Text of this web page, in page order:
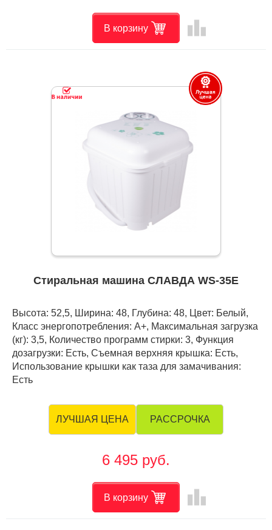
В корзину leaderboard
Стиральная машина СЛАВДА WS-35E
Высота: 52,5, Ширина: 48, Глубина: 48, Цвет: Белый,
Класс энергопотребления: A+, Максимальная загрузка
(кг): 3,5, Количество программ стирки: 3, Функция
дозагрузки: Есть, Съемная верхняя крышка: Есть,
Использование крышки как таза для замачивания:
Есть
ЛУЧШАЯ ЦЕНА РАССРОЧКА
6 495 руб.
В корзину leaderboard